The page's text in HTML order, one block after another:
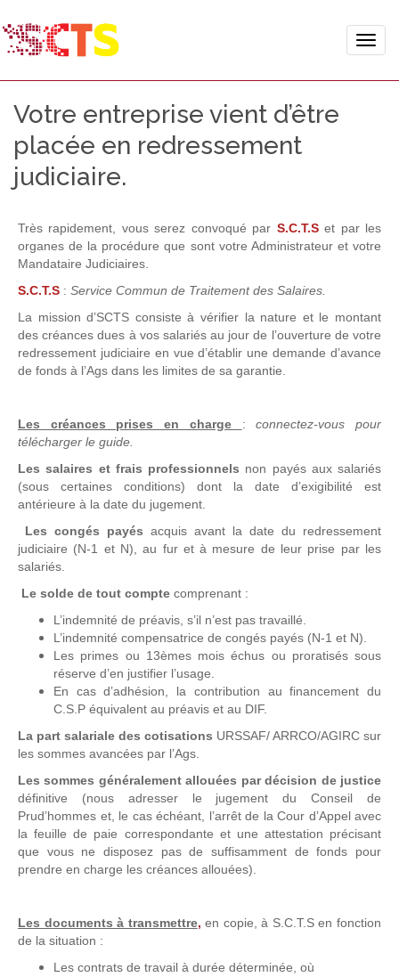
Toggle
Votre entreprise vient d’être
placée en redressement
judiciaire.
Très rapidement, vous serez convoqué par S.C.T.S et par les
organes de la procédure que sont votre Administrateur et votre
Mandataire Judiciaires.
S.C.T.S : Service Commun de Traitement des Salaires.
La mission d’SCTS consiste à vérifier la nature et le montant
des créances dues à vos salariés au jour de l’ouverture de votre
redressement judiciaire en vue d’établir une demande d’avance
de fonds à l’Ags dans les limites de sa garantie.
Les créances prises en charge :connectez-vous pour
télécharger le guide.
Les salaires et frais professionnels non payés aux salariés
(sous certaines conditions) dont la date d’exigibilité est
antérieure à la date du jugement.
Les congés payés acquis avant la date du redressement
judiciaire (N-1 et N), au fur et à mesure de leur prise par les
salariés.
Le solde de tout compte comprenant :
L’indemnité de préavis, s’il n’est pas travaillé.
L’indemnité compensatrice de congés payés (N-1 et N).
Les primes ou 13èmes mois échus ou proratisés sous
réserve d’en justifier l’usage.
En cas d’adhésion, la contribution au financement du
C.S.P équivalent au préavis et au DIF.
La part salariale des cotisations URSSAF/ ARRCO/AGIRC sur
les sommes avancées par l’Ags.
Les sommes généralement allouées par décision de justice
définitive (nous adresser le jugement du Conseil de
Prud’hommes et, le cas échéant, l’arrêt de la Cour d’Appel avec
la feuille de paie correspondante et une attestation précisant
que vous ne disposez pas de suffisamment de fonds pour
prendre en charge les créances allouées).
Les documents à transmettre, en copie, à S.C.T.S en fonction
de la situation :
Les contrats de travail à durée déterminée, où